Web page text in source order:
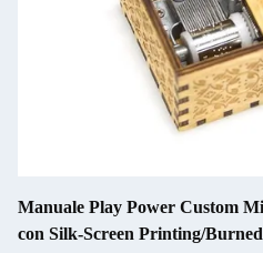
Manuale Play Power Custom
con Silk-Screen Printing/Burned